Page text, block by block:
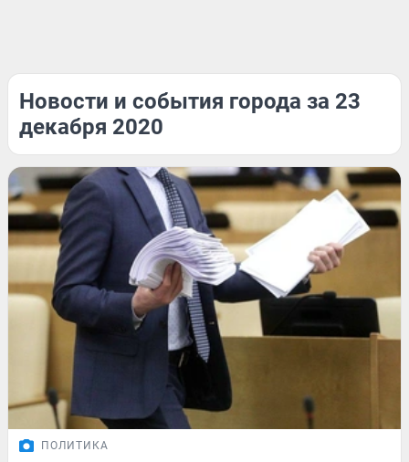
Новости и события города за 23
декабря 2020
ПОЛИТИКА